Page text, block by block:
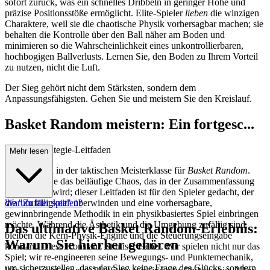
sofort zurück, was ein schnelles Dribbeln in geringer Höhe und
präzise Positionsstöße ermöglicht. Elite-Spieler lieben die winzigen
Charaktere, weil sie die chaotische Physik vorhersagbar machen; sie
behalten die Kontrolle über den Ball näher am Boden und
minimieren so die Wahrscheinlichkeit eines unkontrollierbaren,
hochbogigen Ballverlusts. Lernen Sie, den Boden zu Ihrem Vorteil
zu nutzen, nicht die Luft.
Der Sieg gehört nicht dem Stärksten, sondern dem
Anpassungsfähigsten. Gehen Sie und meistern Sie den Kreislauf.
Basket Random meistern: Ein fortgesc...
hrittener Strategie-Leitfaden
Willkommen in der taktischen Meisterklasse für Basket Random.
Vergessen Sie das beiläufige Chaos, das in der Zusammenfassung
beschrieben wird; dieser Leitfaden ist für den Spieler gedacht, der
die "Zufälligkeit" überwinden und eine vorhersagbare,
gewinnbringende Methodik in ein physikbasiertes Spiel einbringen
möchte. Während die Ästhetik und die Umgebung zufällig sind,
bleiben die Kern-Physik-Engine und die Steuerungseingabe
konstant. Diese Konstanz ist unser Hebel. Wir spielen nicht nur das
Spiel; wir re-engineeren seine Bewegungs- und Punktemechanik,
um sicherzustellen, dass der Sieg keine Frage des Glücks, sondern
Mehr lesen
Warum hier spielen?
Das ultimative Basket Random-Erlebnis:
Warum Sie hierher gehören